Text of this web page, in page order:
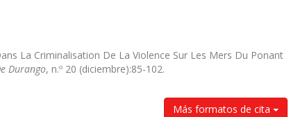
La Criminalisation De La Violence Sur Les Mers Du Ponant
Durango, n.º 20 (diciembre):85-102.
Más formatos de cita